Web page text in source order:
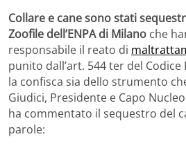
Collare e cane sono stati
Zoofile dell’ENPA di Milano che
responsabile il reato di
punito dall’art. 544 ter del
la confisca sia dello strumento
Giudici, Presidente e Capo
ha commentato il sequestro del
parole: